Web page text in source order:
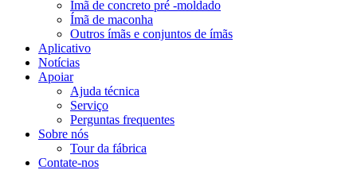
Ímã de concreto pré -moldado
Ímã de maconha
Outros ímãs e conjuntos de ímãs
Aplicativo
Notícias
Apoiar
Ajuda técnica
Serviço
Perguntas frequentes
Sobre nós
Tour da fábrica
Contate-nos